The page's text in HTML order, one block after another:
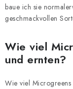
baue ich sie
geschmackvollen
Wie viel
und ernten?
Wie viel